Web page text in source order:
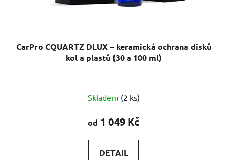
CarPro CQUARTZ DLUX – keramická ochrana disků
kol a plastů (30 a 100 ml)
hodnocení
produktu
5,0
z
Skladem (2 ks)
od 1 049 Kč
DETAIL